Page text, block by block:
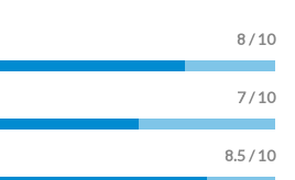
8/ 10
7 / 10
8.5 / 10